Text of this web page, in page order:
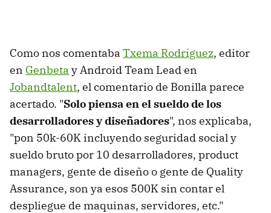
Como nos comentaba Txema Rodríguez, editor
en Genbeta y Android Team Lead en
Jobandtalent, el comentario de Bonilla parece
acertado. "Solo piensa en el sueldo de los
desarrolladores y diseñadores", nos explicaba,
"pon 50k-60K incluyendo seguridad social y
sueldo bruto por 10 desarrolladores, product
managers, gente de diseño o gente de Quality
Assurance, son ya esos 500K sin contar el
despliegue de maquinas, servidores, etc."